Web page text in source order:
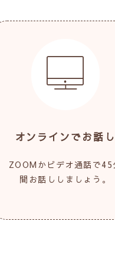
オンラインでお話
ZOOMかビデオ通話で45
間お話ししましょう。